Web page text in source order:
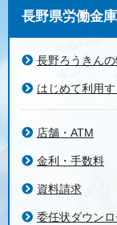
長野県労働金庫
長野ろうきん
はじめて利用
店舗・ATM
金利・手数料
資料請求
委任状ダウンロ